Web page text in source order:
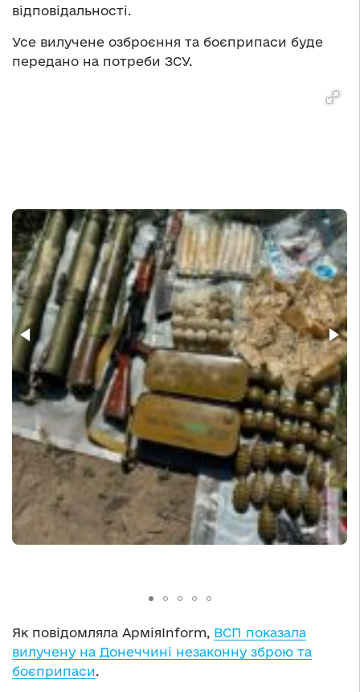
відповідальності.
Усе вилучене озброєння та боєприпаси буде
передано на потреби ЗСУ.
Як повідомляла АрміяInform, ВСП показала
вилучену на Донеччині незаконну зброю та
боєприпаси.